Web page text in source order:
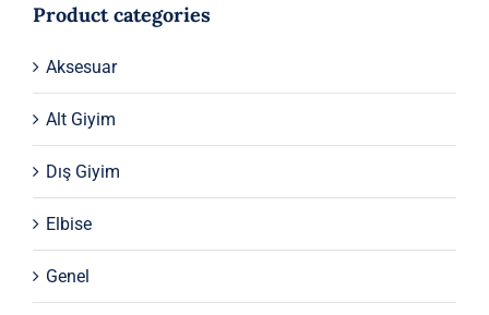
Product categories
Aksesuar
Alt Giyim
Dış Giyim
Elbise
Genel